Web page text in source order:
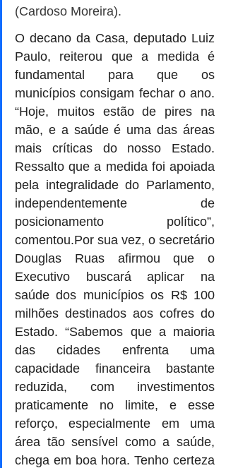
(Cardoso Moreira).
O decano da Casa, deputado Luiz
Paulo, reiterou que a medida é
fundamental para que os
municípios consigam fechar o ano.
“Hoje, muitos estão de pires na
mão, e a saúde é uma das áreas
mais críticas do nosso Estado.
Ressalto que a medida foi apoiada
pela integralidade do Parlamento,
independentemente de
posicionamento político”,
comentou.Por sua vez, o secretário
Douglas Ruas afirmou que o
Executivo buscará aplicar na
saúde dos municípios os R$ 100
milhões destinados aos cofres do
Estado. “Sabemos que a maioria
das cidades enfrenta uma
capacidade financeira bastante
reduzida, com investimentos
praticamente no limite, e esse
reforço, especialmente em uma
área tão sensível como a saúde,
chega em boa hora. Tenho certeza